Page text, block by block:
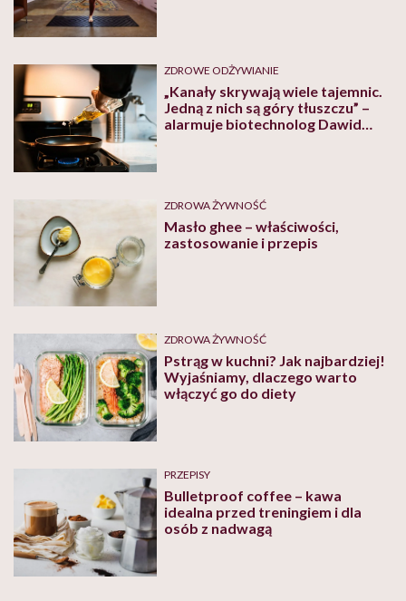
ZDROWE ODŻYWIANIE
„Kanały skrywają wiele tajemnic.
Jedną z nich są góry tłuszczu” –
alarmuje biotechnolog Dawid
ZDROWA ŻYWNOŚĆ
Masło ghee – właściwości,
zastosowanie i przepis
ZDROWA ŻYWNOŚĆ
Pstrąg w kuchni? Jak najbardziej!
Wyjaśniamy, dlaczego warto
włączyć go do diety
PRZEPISY
Bulletproof coffee – kawa
idealna przed treningiem i dla
osób z nadwagą